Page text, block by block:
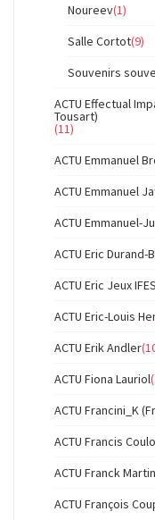
Noureev(1)
Salle Cortot(9)
Souvenirs
ACTU Effectual
Tousart)
(11)
ACTU Emmanuel
ACTU Emmanuel
ACTU Emmanuel-
ACTU Eric Durand-
ACTU Eric Jeux
ACTU Eric-Louis
ACTU Erik Andler
ACTU Fiona Lauriol
ACTU Francini_K
ACTU Francis
ACTU Franck
ACTU François